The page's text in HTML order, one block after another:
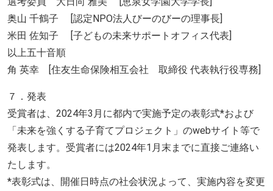
奥山 千鶴子 [認定NPO法人びーのびーの理事長]
米田 佐知子 [子どもの未来サポートオフィス代表]
以上五十音順
角 英幸 [住友生命保険相互会社 取締役 代表執行役専務]
７．発表
受賞者は、2024年3月に都内で実施予定の表彰式*および
「未来を強くする子育てプロジェクト」のwebサイト等で
発表します。受賞者には2024年1月末までに直接ご連絡い
たします。
*表彰式は、開催日時点の社会状況よって、実施内容を変更